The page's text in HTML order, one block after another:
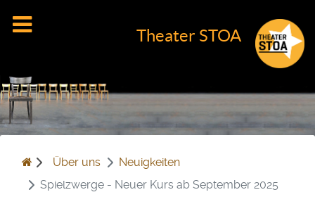
Theater STOA
Über uns
Neuigkeiten
Spielzwerge - Neuer Kurs ab September 2025